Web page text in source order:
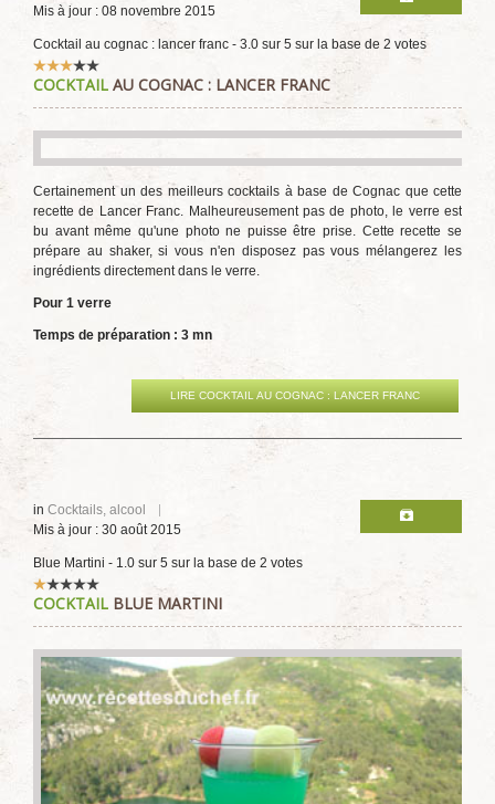
Mis à jour : 08 novembre 2015
Cocktail au cognac : lancer franc - 3.0 sur 5 sur la base de 2 votes
Vote
utilisateur:3 /5
COCKTAIL AU COGNAC : LANCER FRANC
Certainement un des meilleurs cocktails à base de Cognac que cette
recette de Lancer Franc. Malheureusement pas de photo, le verre est
bu avant même qu'une photo ne puisse être prise. Cette recette se
prépare au shaker, si vous n'en disposez pas vous mélangerez les
ingrédients directement dans le verre.
Pour 1 verre
Temps de préparation : 3 mn
LIRE COCKTAIL AU COGNAC : LANCER FRANC
in Cocktails, alcool
Mis à jour : 30 août 2015
Blue Martini - 1.0 sur 5 sur la base de 2 votes
Vote
utilisateur:1 /5
COCKTAIL BLUE MARTINI